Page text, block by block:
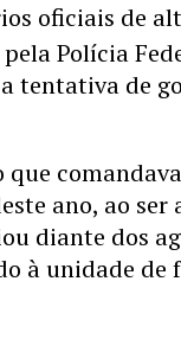
oficiais de
Polícia
tentativa de
ano, ao ser
diante dos
à unidade de